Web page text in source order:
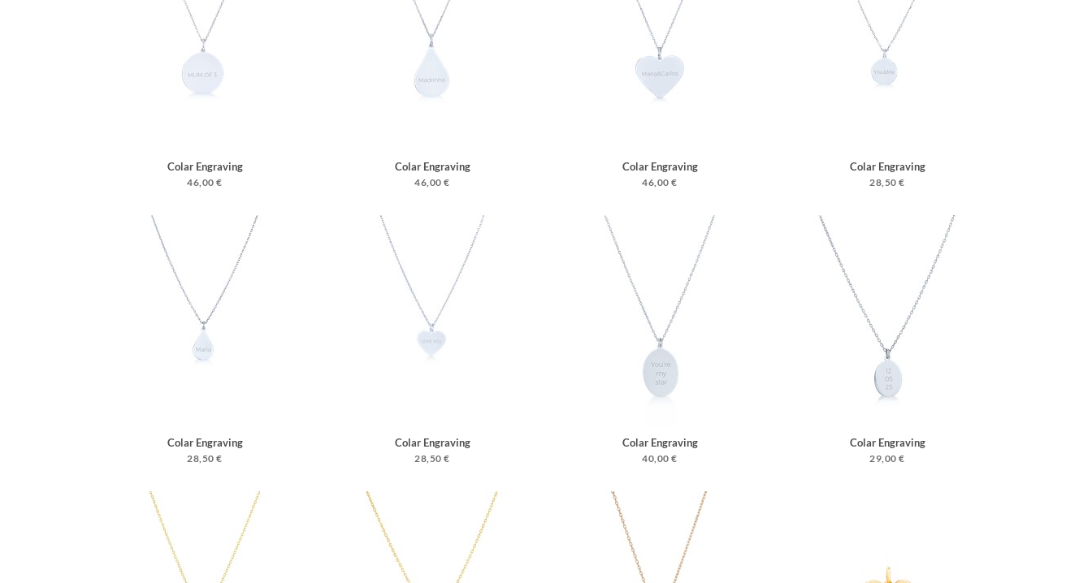
Colar Engraving
46,00 €
Colar Engraving
46,00 €
Colar Engraving
46,00 €
Colar Engraving
28,50 €
Colar Engraving
28,50 €
Colar Engraving
28,50 €
Colar Engraving
40,00 €
Colar Engraving
29,00 €